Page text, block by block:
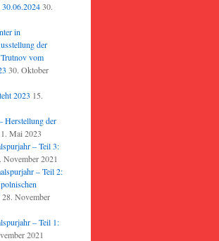
30.
in
der
vom
30. Oktober
2023 15.
Herstellung der
1. Mai 2023
– Teil 3:
November 2021
– Teil 2:
28. November
– Teil 1:
2021